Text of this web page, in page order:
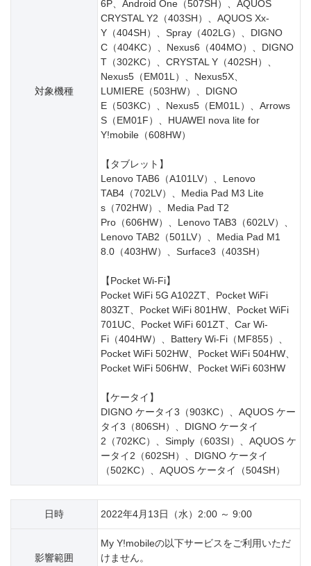
対象機種
6P、Android One（507SH）、AQUOS
CRYSTAL Y2（403SH）、AQUOS Xx-
Y（404SH）、Spray（402LG）、DIGNO
C（404KC）、Nexus6（404MO）、DIGNO
T（302KC）、CRYSTAL Y（402SH）、
Nexus5（EM01L）、Nexus5X、
LUMIERE（503HW）、DIGNO
E（503KC）、Nexus5（EM01L）、Arrows
S（EM01F）、HUAWEI nova lite for
Y!mobile（608HW）
【タブレット】
Lenovo TAB6（A101LV）、Lenovo
TAB4（702LV）、Media Pad M3 Lite
s（702HW）、Media Pad T2
Pro（606HW）、Lenovo TAB3（602LV）、
Lenovo TAB2（501LV）、Media Pad M1
8.0（403HW）、Surface3（403SH）
【Pocket Wi-Fi】
Pocket WiFi 5G A102ZT、Pocket WiFi
803ZT、Pocket WiFi 801HW、Pocket WiFi
701UC、Pocket WiFi 601ZT、Car Wi-
Fi（404HW）、Battery Wi-Fi（MF855）、
Pocket WiFi 502HW、Pocket WiFi 504HW、
Pocket WiFi 506HW、Pocket WiFi 603HW
【ケータイ】
DIGNO ケータイ3（903KC）、AQUOS ケー
タイ3（806SH）、DIGNO ケータイ
2（702KC）、Simply（603SI）、AQUOS ケ
ータイ2（602SH）、DIGNO ケータイ
（502KC）、AQUOS ケータイ（504SH）
日時 2022年4月13日（水）2:00 ～ 9:00
影響範囲
My Y!mobileの以下サービスをご利用いただ
けません。